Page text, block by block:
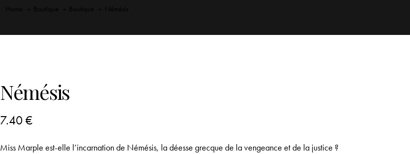
Némésis
7.40€
Miss Marple est-elle l’incarnation de Némésis, la déesse grecque de la vengeance et de la justice ?